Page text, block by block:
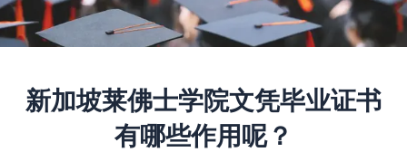
新加坡莱佛士学院文凭毕业证书
有哪些作用呢？